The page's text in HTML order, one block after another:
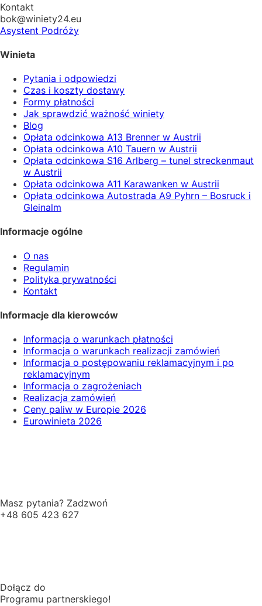
Kontakt
bok@winiety24.eu
Asystent Podróży
Winieta
Pytania i odpowiedzi
Czas i koszty dostawy
Formy płatności
Jak sprawdzić ważność winiety
Blog
Opłata odcinkowa A13 Brenner w Austrii
Opłata odcinkowa A10 Tauern w Austrii
Opłata odcinkowa S16 Arlberg – tunel streckenmaut
w Austrii
Opłata odcinkowa A11 Karawanken w Austrii
Opłata odcinkowa Autostrada A9 Pyhrn – Bosruck i
Gleinalm
Informacje ogólne
O nas
Regulamin
Polityka prywatności
Kontakt
Informacje dla kierowców
Informacja o warunkach płatności
Informacja o warunkach realizacji zamówień
Informacja o postępowaniu reklamacyjnym i po
reklamacyjnym
Informacja o zagrożeniach
Realizacja zamówień
Ceny paliw w Europie 2026
Eurowinieta 2026
Masz pytania? Zadzwoń
+48 605 423 627
Dołącz do
Programu partnerskiego!